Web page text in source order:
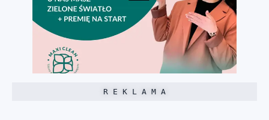
R E K L A M A